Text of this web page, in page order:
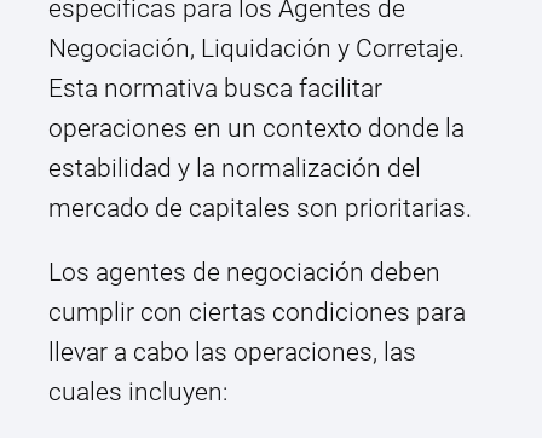
específicas para los Agentes de
Negociación, Liquidación y Corretaje.
Esta normativa busca facilitar
operaciones en un contexto donde la
estabilidad y la normalización del
mercado de capitales son prioritarias.
Los agentes de negociación deben
cumplir con ciertas condiciones para
llevar a cabo las operaciones, las
cuales incluyen: